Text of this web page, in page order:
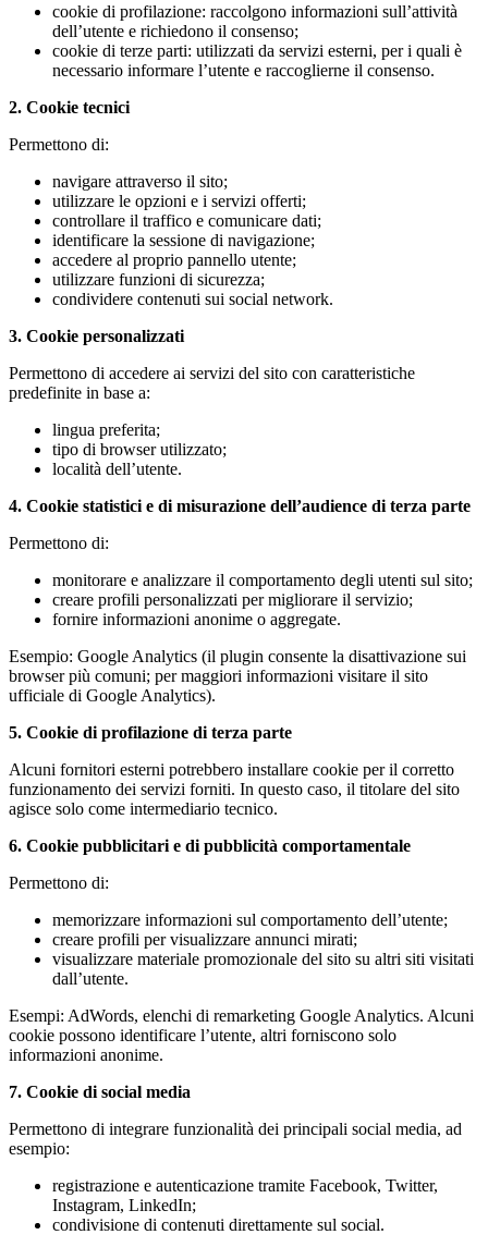
cookie di profilazione: raccolgono informazioni sull’attività
dell’utente e richiedono il consenso;
cookie di terze parti: utilizzati da servizi esterni, per i quali è
necessario informare l’utente e raccoglierne il consenso.
2. Cookie tecnici
Permettono di:
navigare attraverso il sito;
utilizzare le opzioni e i servizi offerti;
controllare il traffico e comunicare dati;
identificare la sessione di navigazione;
accedere al proprio pannello utente;
utilizzare funzioni di sicurezza;
condividere contenuti sui social network.
3. Cookie personalizzati
Permettono di accedere ai servizi del sito con caratteristiche
predefinite in base a:
lingua preferita;
tipo di browser utilizzato;
località dell’utente.
4. Cookie statistici e di misurazione dell’audience di terza parte
Permettono di:
monitorare e analizzare il comportamento degli utenti sul sito;
creare profili personalizzati per migliorare il servizio;
fornire informazioni anonime o aggregate.
Esempio: Google Analytics (il plugin consente la disattivazione sui
browser più comuni; per maggiori informazioni visitare il sito
ufficiale di Google Analytics).
5. Cookie di profilazione di terza parte
Alcuni fornitori esterni potrebbero installare cookie per il corretto
funzionamento dei servizi forniti. In questo caso, il titolare del sito
agisce solo come intermediario tecnico.
6. Cookie pubblicitari e di pubblicità comportamentale
Permettono di:
memorizzare informazioni sul comportamento dell’utente;
creare profili per visualizzare annunci mirati;
visualizzare materiale promozionale del sito su altri siti visitati
dall’utente.
Esempi: AdWords, elenchi di remarketing Google Analytics. Alcuni
cookie possono identificare l’utente, altri forniscono solo
informazioni anonime.
7. Cookie di social media
Permettono di integrare funzionalità dei principali social media, ad
esempio:
registrazione e autenticazione tramite Facebook, Twitter,
Instagram, LinkedIn;
condivisione di contenuti direttamente sul social.